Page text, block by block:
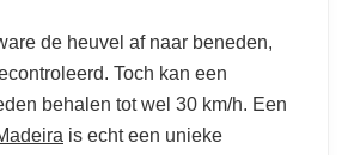
de heuvel af naar beneden,
Toch kan een
behalen tot wel 30 km/h. Een
is echt een unieke